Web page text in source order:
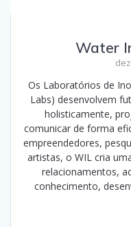
Water
Os Laboratórios de
Labs) desenvolvem
holisticamente,
comunicar de forma
empreendedores,
artistas, o WIL cria
relacionamentos,
conhecimento,